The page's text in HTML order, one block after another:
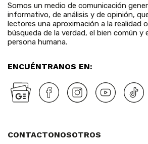
Somos un medio de comunicación
informativo, de análisis y de opinión,
lectores una aproximación a la realidad
búsqueda de la verdad, el bien común y
persona humana.
ENCUÉNTRANOS EN:
CONTACTONOSOTROS